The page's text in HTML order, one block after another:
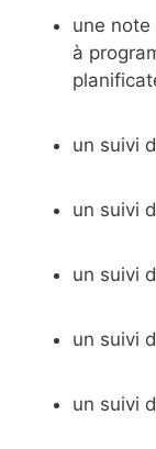
une
à
un suivi
un suivi
un suivi
un suivi
un suivi